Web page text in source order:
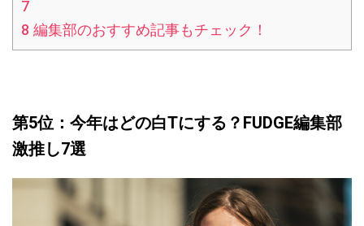
7
8 編集部のおすすめ記事もチェック！
第5位：今年はどの白Tにする？FUDGE編集部
激推し7選